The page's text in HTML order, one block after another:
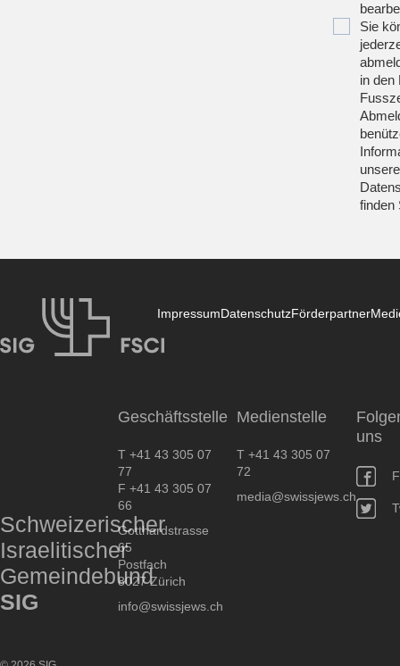
Sie
in den
finden
ImpressumDatenschutzFörderpartner
Schweizerischer
Israelitischer
Gemeindebund
SIG
Geschäftsstelle
T +41 43 305 07
77
F +41 43 305 07
66
Gotthardstrasse
65
Postfach
8027 Zürich
info@swissjews.ch
Medienstelle
T +41 43 305 07
72
media@swissjews.ch
uns